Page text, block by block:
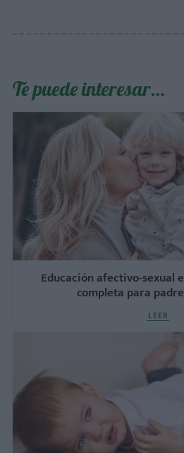
Te puede interesar…
Educación afectivo-sexual
completa para
LEER